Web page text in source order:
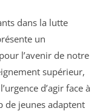
dans la lutte
un
l’avenir de notre
supérieur,
d’agir face à
de jeunes adaptent